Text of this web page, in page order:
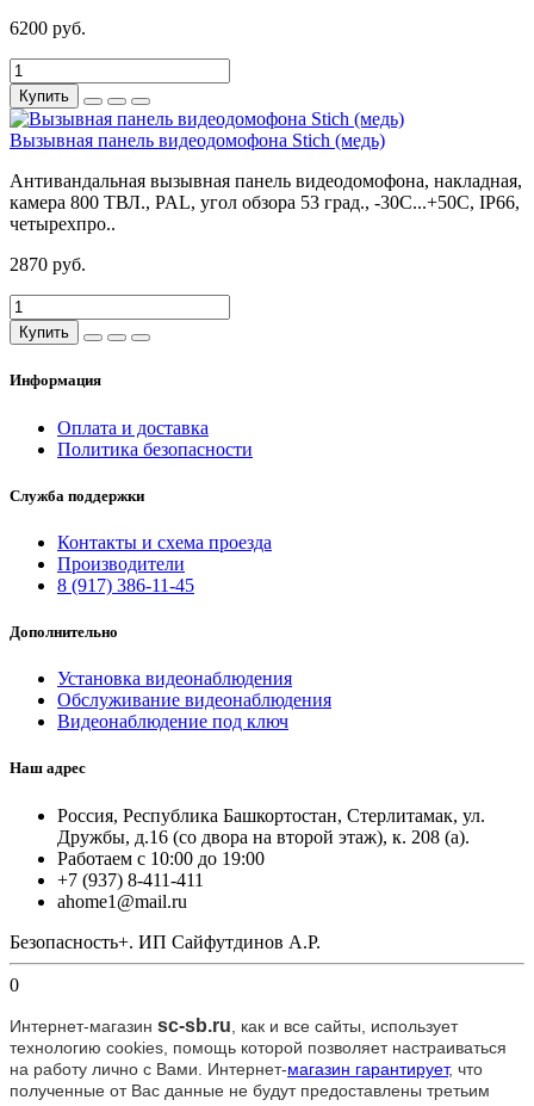
6200 руб.
Купить
Вызывная панель видеодомофона Stich (медь)
Антивандальная вызывная панель видеодомофона, накладная,
камера 800 ТВЛ., PAL, угол обзора 53 град., -30С...+50С, IP66,
четырехпро..
2870 руб.
Купить
Информация
Оплата и доставка
Политика безопасности
Служба поддержки
Контакты и схема проезда
Производители
8 (917) 386-11-45
Дополнительно
Установка видеонаблюдения
Обслуживание видеонаблюдения
Видеонаблюдение под ключ
Наш адрес
Россия, Республика Башкортостан, Стерлитамак, ул.
Дружбы, д.16 (со двора на второй этаж), к. 208 (а).
Работаем с 10:00 до 19:00
+7 (937) 8-411-411
ahome1@mail.ru
Безопасность+. ИП Сайфутдинов А.Р.
0
Интернет-магазин sc-sb.ru , как и все сайты, использует
технологию cookies , помощь которой позволяет настраиваться
на работу лично с Вами. Интернет-магазин гарантирует, что
полученные от Вас данные не будут предоставлены третьим